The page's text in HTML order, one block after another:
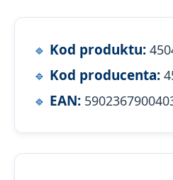
Kod produktu:
Kod producenta:
EAN: